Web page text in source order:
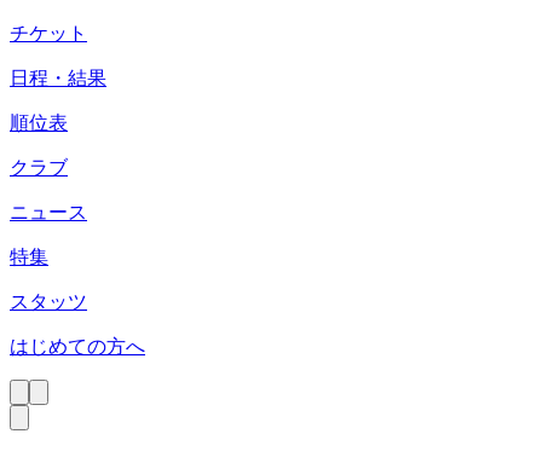
チケット
日程・結果
順位表
クラブ
ニュース
特集
スタッツ
はじめての方へ